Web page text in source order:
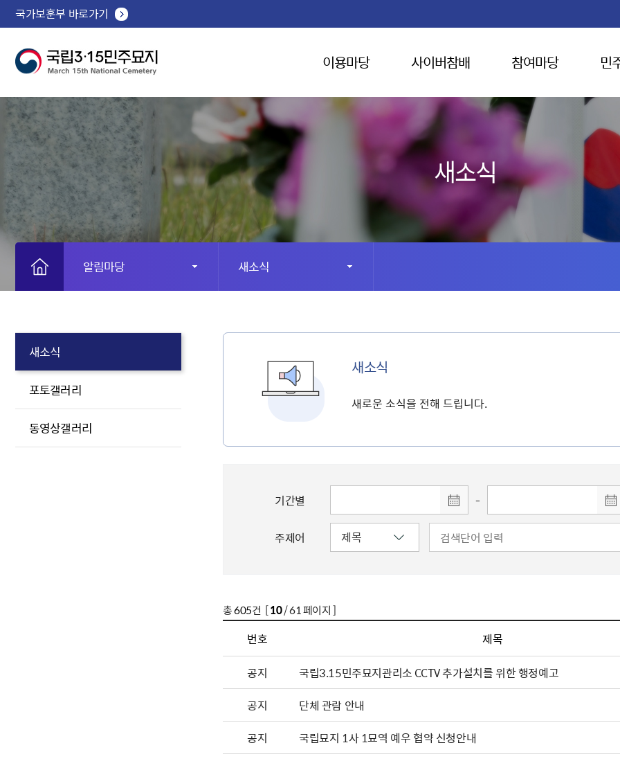
국가보훈부 바로가기
이용마당 사이버참배 참여마당 민
새소식
알림마당 새소식
새소식
포토갤러리
동영상갤러리
새소식
새로운 소식을 전해 드립니다.
기간별 -
주제어
총605건 [10/ 61 페이지 ]
번호 제목
공지
국립3.15민주묘지관리소 CCTV 추가설치를 위한 행정예고
공지
단체 관람 안내
공지
국립묘지 1사 1묘역 예우 협약 신청안내